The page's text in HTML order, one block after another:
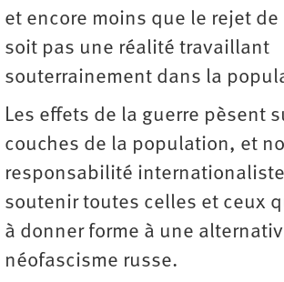
et encore moins que le rejet de
soit pas une réalité travaillant
souterrainement dans la
Les effets de la guerre pèsent
couches de la population, et
responsabilité
soutenir toutes celles et ceux
à donner forme à une
néofascisme russe.